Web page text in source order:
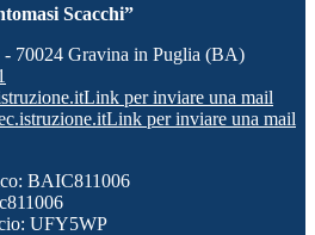
Scacchi”
70024 Gravina in Puglia (BA)
Link per inviare una mail
Link per inviare una mail
BAIC811006
UFY5WP